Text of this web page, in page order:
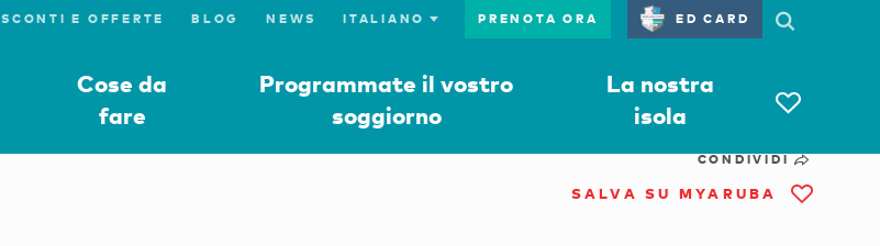
SCONTI E OFFERTE BLOG NEWS PRENOTA ORA ED CARD
Cose da
fare
Programmate il vostro
soggiorno
La nostra
isola
CONDIVIDI
SALVA SU MYARUBA